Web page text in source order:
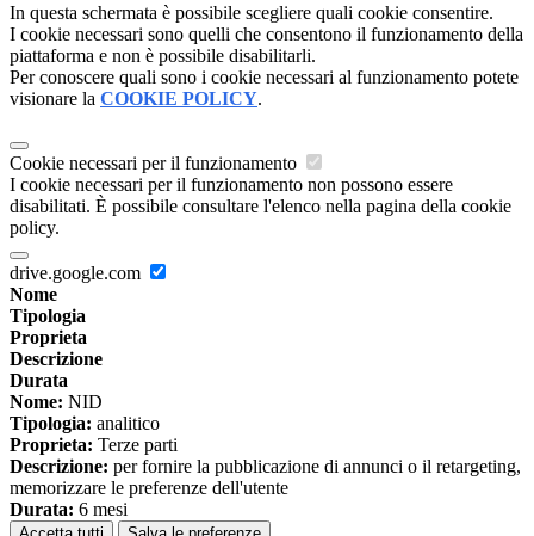
In questa schermata è possibile scegliere quali cookie consentire.
I cookie necessari sono quelli che consentono il funzionamento della
piattaforma e non è possibile disabilitarli.
Per conoscere quali sono i cookie necessari al funzionamento potete
visionare la COOKIE POLICY.
Cookie necessari per il funzionamento
I cookie necessari per il funzionamento non possono essere
disabilitati. È possibile consultare l'elenco nella pagina della cookie
policy.
drive.google.com
Nome
Tipologia
Proprieta
Descrizione
Durata
Nome: NID
Tipologia: analitico
Proprieta: Terze parti
Descrizione: per fornire la pubblicazione di annunci o il retargeting,
memorizzare le preferenze dell'utente
Durata: 6 mesi